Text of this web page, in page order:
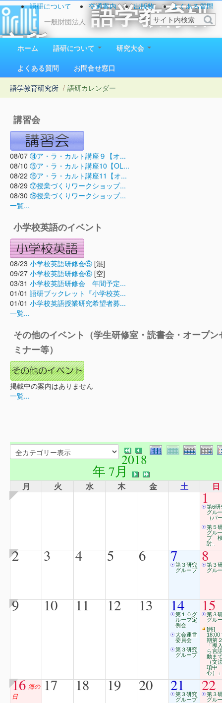
一般財団法人
語学教育研
究所
1923（大正12）年創立
語研について 交通案内 出版物
よくある質問
お問い合わせ
ホーム 語研について
研究大会
よくある質問
お問合せ窓口
語学教育研究所 / 語研カレンダー
講習会
08/07 ⑭ア・ラ・カルト講座９【オ...
08/10 ⑮ア・ラ・カルト講座10【OL...
08/22 ⑯ア・ラ・カルト講座11【オ...
08/29 ⑰授業づくりワークショップ...
08/30 ⑱授業づくりワークショップ...
一覧...
小学校英語のイベント
08/23 小学校英語研修会⑤ [混]
09/27 小学校英語研修会⑥ [空]
03/31 小学校英語研修会 年間予定...
01/01 語研ブックレット『小学校英...
01/01 小学校英語授業研究希望者募...
一覧...
その他のイベント（学生研修室・読書会・オープン
ミナー等）
掲載中の案内はありません
一覧...
2018
年 7月
月 火 水 木 金 土 日
1第6研
グル
（パ
第５
グル
プ
討..
2 3 4 5 6 7第３研究
グループ
8第３
グル
9 10 11 12 13 14
第１０グ
ループ定
例会
大会運営
委員会
第３研究
グループ
15
第３
グル
[終]
18:00
期第
「導
ら言
動ま
（文
項中
心）
16 海の
日
17 18 19 20 21
第３研究
グループ
22
第３
グル